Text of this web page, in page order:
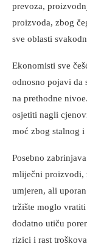
prevoza,
proizvoda, zbog
sve oblasti
Ekonomisti sve
odnosno pojavi da
na prethodne
osjetiti nagli
moć zbog stalnog i
Posebno
mliječni proizvodi,
umjeren, ali
tržište moglo
dodatno utiču
rizici i rast